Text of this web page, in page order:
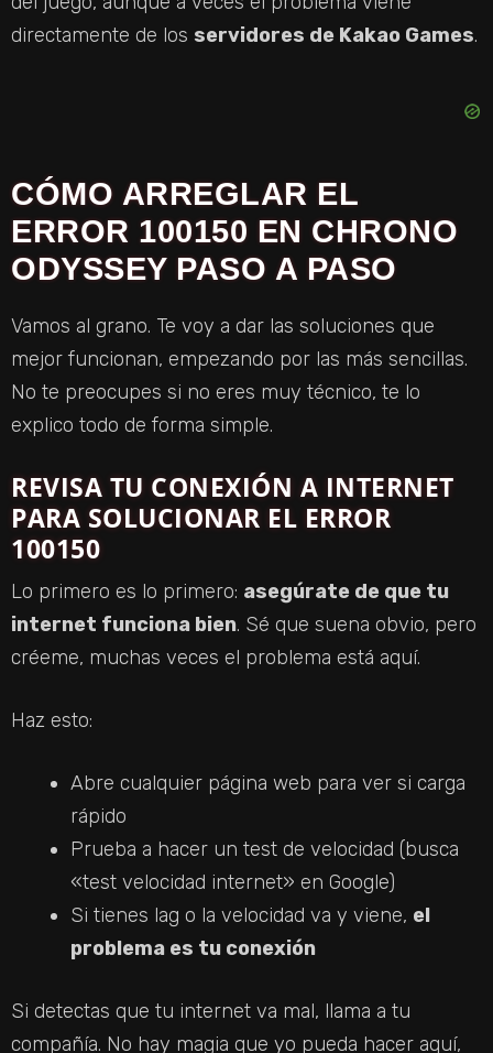
D
directamente de los servidores de Kakao Games.
CÓMO ARREGLAR EL
ERROR 100150 EN CHRONO
ODYSSEY PASO A PASO
Vamos al grano. Te voy a dar las soluciones que
mejor funcionan, empezando por las más sencillas.
No te preocupes si no eres muy técnico, te lo
explico todo de forma simple.
REVISA TU CONEXIÓN A INTERNET
PARA SOLUCIONAR EL ERROR
100150
Lo primero es lo primero: asegúrate de que tu
internet funciona bien. Sé que suena obvio, pero
créeme, muchas veces el problema está aquí.
Haz esto:
Abre cualquier página web para ver si carga
rápido
Prueba a hacer un test de velocidad (busca
«test velocidad internet» en Google)
Si tienes lag o la velocidad va y viene, el
problema es tu conexión
Si detectas que tu internet va mal, llama a tu
compañía. No hay magia que yo pueda hacer aquí,